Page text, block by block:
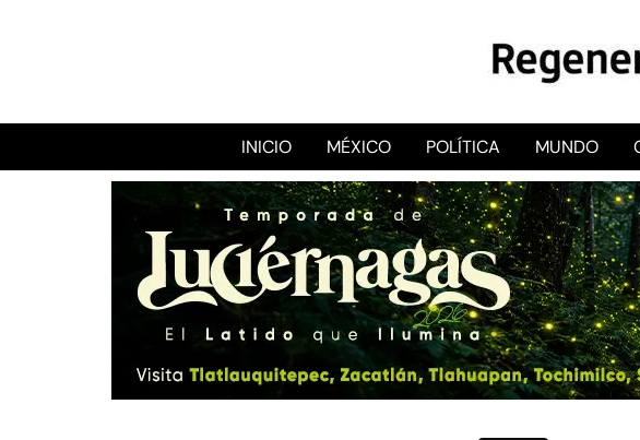
RegeneraciónMX
Sitio de noticias
INICIO MÉXICO POLÍTICA MUNDO